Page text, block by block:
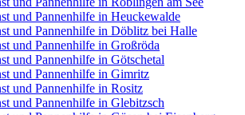
und Pannenhilfe in Heuckewalde
und Pannenhilfe in Döblitz bei Halle
und Pannenhilfe in Großröda
und Pannenhilfe in Götschetal
und Pannenhilfe in Gimritz
und Pannenhilfe in Rositz
und Pannenhilfe in Glebitzsch